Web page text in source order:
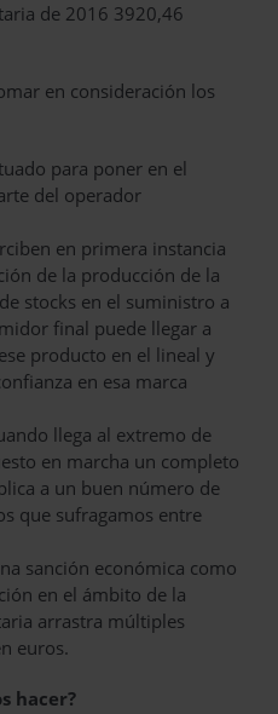
de 2016 3920,46
en consideración los
para poner en el
del operador
en primera instancia
de la producción de la
stocks en el suministro a
final puede llegar a
producto en el lineal y
en esa marca
llega al extremo de
en marcha un completo
a un buen número de
que sufragamos entre
sanción económica como
en el ámbito de la
arrastra múltiples
euros.
hacer?